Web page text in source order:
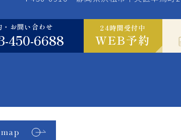
・お問い合わせ
450-6688
24時間受付中
WEB予約